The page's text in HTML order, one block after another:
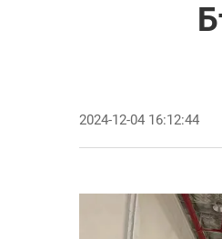
2024-12-04 16:12:44